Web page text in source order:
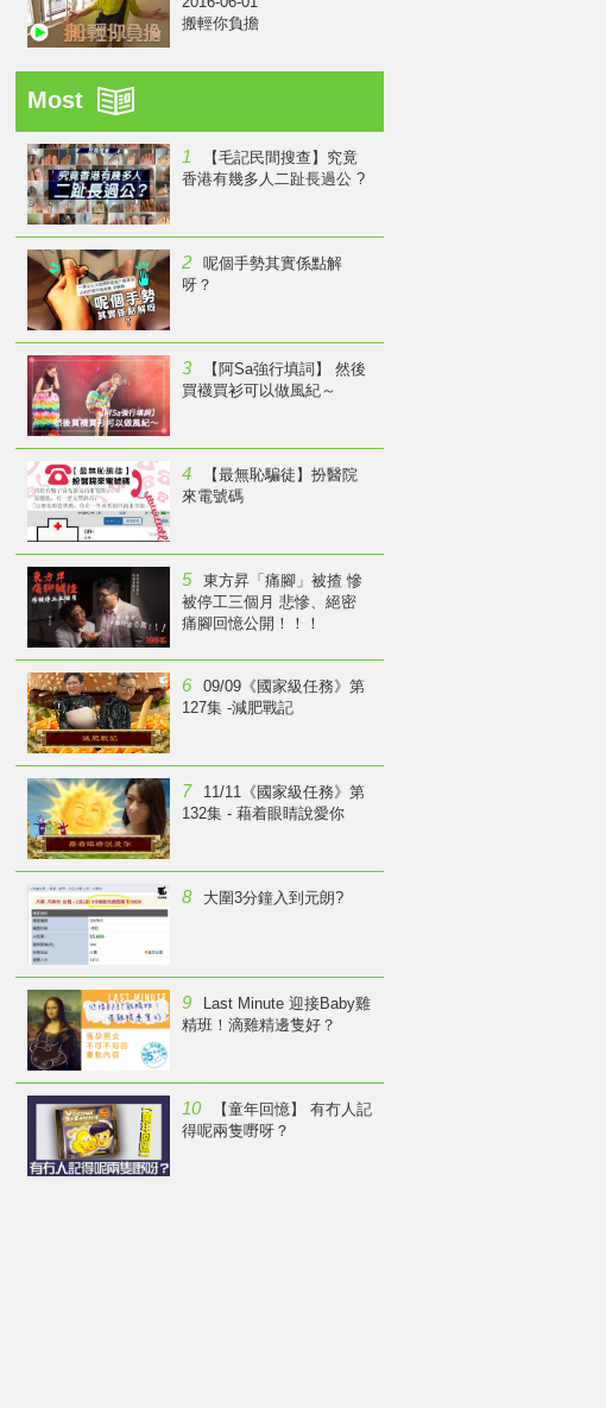
搬輕你負擔
Most
1
【毛記民間搜查】究竟
香港有幾多人二趾長過公 ?
2
呢個手勢其實係點解
呀？
3
【阿Sa強行填詞】 然後
買襪買衫可以做風紀～
4
【最無恥騙徒】扮醫院
來電號碼
5
東方昇「痛腳」被揸 慘
被停工三個月 悲慘、絕密
痛腳回憶公開！！！
6
09/09《國家級任務》第
127集 -減肥戰記
7
11/11《國家級任務》第
132集 - 藉着眼睛說愛你
8 大圍3分鐘入到元朗?
9
Last Minute 迎接Baby雞
精班！滴雞精邊隻好？
10
【童年回憶】 有冇人記
得呢兩隻嘢呀？